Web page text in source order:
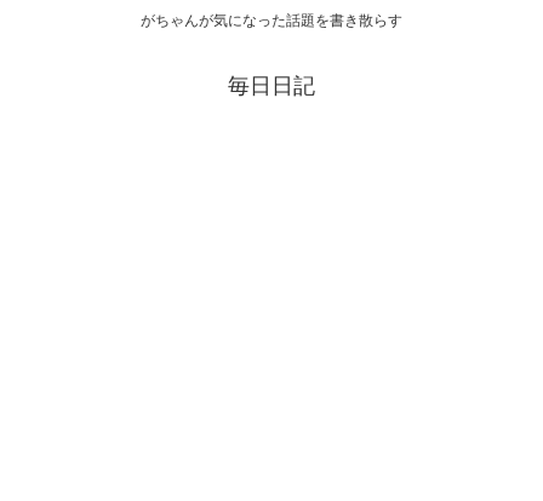
がちゃんが気になった話題を書き散らす
毎日日記